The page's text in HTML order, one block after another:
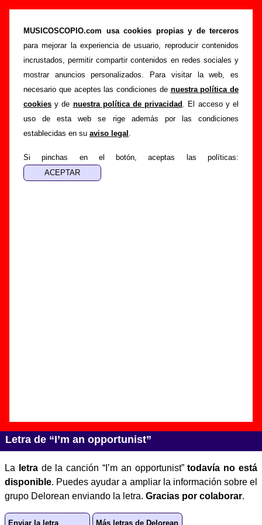
MUSICOSCOPIO.com usa cookies propias y de terceros
para mejorar la experiencia de usuario, reproducir contenidos
incrustados, permitir compartir contenidos en redes sociales y
mostrar anuncios personalizados. Para visitar la web, es
necesario que aceptes las condiciones de nuestra política de
cookies y de nuestra política de privacidad . El acceso y el
uso de esta web se rige además por las condiciones
establecidas en su aviso legal .
Si pinchas en el botón, aceptas las políticas:
“I’m an opportunist”, canción de Delorean
(Letra e información)
Portada >Delorean >Canciones >I’m an opportunist
Esta página pretende recopilar todo tipo de información
sobre lacanción "I’m an opportunist" interpretada por
Delorean. Además de su letra, también aparecerá
información sobre el autor o los autores, sobre los discos en
los que está incluido este tema, sobre la grabación del
encuentras errores o tienes información adicional, puedes
ayudar a
completar esta información
Letra de “I’m an opportunist”
La letrade la canción “I’m an opportunist”todavía no está
disponible. Puedes ayudar a ampliar la información sobre el
grupo Delorean enviando la letra. Gracias por colaborar.
Enviar la letra Más letras de Delorean